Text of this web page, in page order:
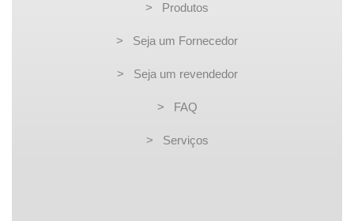
> Produtos
> Seja um Fornecedor
> Seja um revendedor
> FAQ
> Serviços